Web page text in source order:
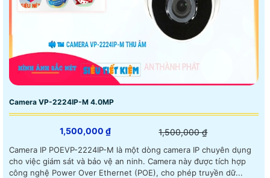
Camera VP-2224IP-M 4.0MP
1,500,000 ₫ 1,500,000 ₫
Camera IP POEVP-2224IP-M là một dòng camera IP chuyên dụng
cho việc giám sát và bảo vệ an ninh. Camera này được tích hợp
công nghệ Power Over Ethernet (POE), cho phép truyền dữ...